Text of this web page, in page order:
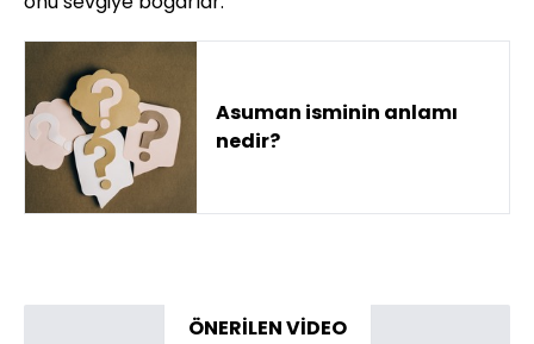
Asuman isminin anlamı
nedir?
ÖNERİLEN VİDEO